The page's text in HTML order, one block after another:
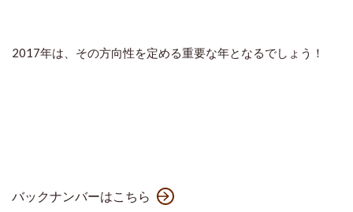
2017年は、その方向性を定める重要な年となるでしょう！
バックナンバーはこちら